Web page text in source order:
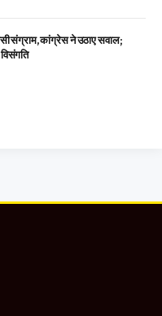
संग्राम, कांग्रेस ने उठाए सवाल;